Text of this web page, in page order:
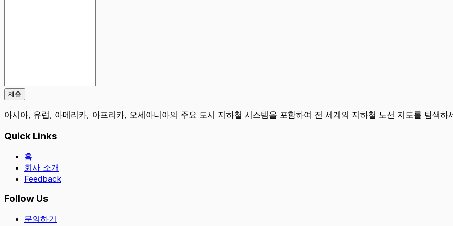
제출
아시아, 유럽, 아메리카, 아프리카, 오세아니아의 주요 도시 지하철 시스템을 포함하여 전 세계의 지하철 노선 지도를 탐색하
Quick Links
홈
회사 소개
Feedback
Follow Us
문의하기